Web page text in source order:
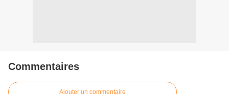
Commentaires
Ajouter un commentaire